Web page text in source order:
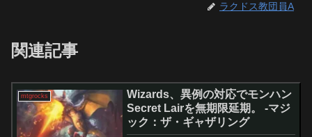
ラクドス教団員A
関連記事
mtgrocks
Wizards、異例の対応でモンハン
Secret Lairを無期限延期。 -マジ
ック：ザ・ギャザリング